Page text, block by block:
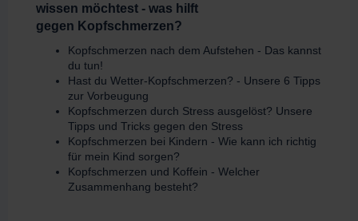
wissen möchtest - was hilft
gegen Kopfschmerzen?
Kopfschmerzen nach dem Aufstehen - Das kannst
du tun!
Hast du Wetter-Kopfschmerzen? - Unsere 6 Tipps
zur Vorbeugung
Kopfschmerzen durch Stress ausgelöst? Unsere
Tipps und Tricks gegen den Stress
Kopfschmerzen bei Kindern - Wie kann ich richtig
für mein Kind sorgen?
Kopfschmerzen und Koffein - Welcher
Zusammenhang besteht?